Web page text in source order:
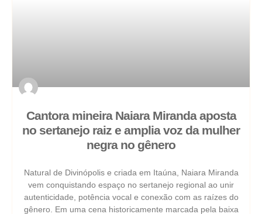
Cantora mineira Naiara Miranda aposta
no sertanejo raiz e amplia voz da mulher
negra no gênero
Natural de Divinópolis e criada em Itaúna, Naiara Miranda
vem conquistando espaço no sertanejo regional ao unir
autenticidade, potência vocal e conexão com as raízes do
gênero. Em uma cena historicamente marcada pela baixa